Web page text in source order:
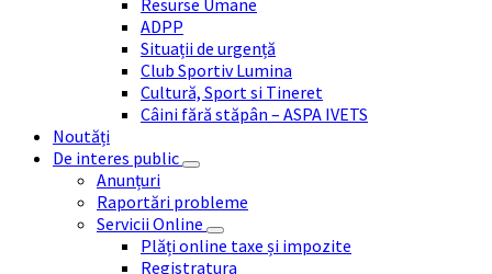
Resurse Umane
ADPP
Situații de urgență
Club Sportiv Lumina
Cultură, Sport si Tineret
Câini fără stăpân – ASPA IVETS
Noutăți
De interes public
Anunțuri
Raportări probleme
Servicii Online
Plăți online taxe și impozite
Registratura